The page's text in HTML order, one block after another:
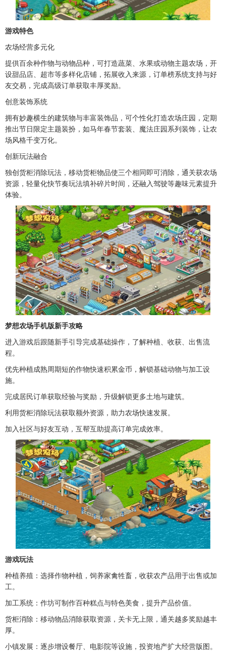
游戏特色
农场经营多元化
提供百余种作物与动物品种，可打造蔬菜、水果或动物主题农场，开
设甜品店、超市等多样化店铺，拓展收入来源，订单榜系统支持与好
友交易，完成高级订单获取丰厚奖励。
创意装饰系统
拥有妙趣横生的建筑物与丰富装饰品，可个性化打造农场庄园，定期
推出节日限定主题装扮，如马年春节套装、魔法庄园系列装饰，让农
场风格千变万化。
创新玩法融合
独创货柜消除玩法，移动货柜物品使三个相同即可消除，通关获农场
资源，轻量化快节奏玩法填补碎片时间，还融入驾驶等趣味元素提升
体验。
梦想农场手机版新手攻略
进入游戏后跟随新手引导完成基础操作，了解种植、收获、出售流
程。
优先种植成熟周期短的作物快速积累金币，解锁基础动物与加工设
施。
完成居民订单获取经验与奖励，升级解锁更多土地与建筑。
利用货柜消除玩法获取额外资源，助力农场快速发展。
加入社区与好友互动，互帮互助提高订单完成效率。
游戏玩法
种植养殖：选择作物种植，饲养家禽牲畜，收获农产品用于出售或加
工。
加工系统：作坊可制作百种糕点与特色美食，提升产品价值。
货柜消除：移动物品消除获取资源，关卡无上限，通关越多奖励越丰
厚。
小镇发展：逐步增设餐厅、电影院等设施，投资地产扩大经营版图。